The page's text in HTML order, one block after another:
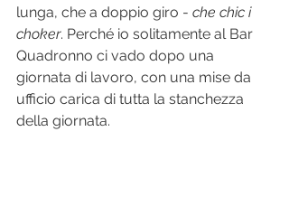
lunga, che a doppio giro - che chic i
choker. Perché io solitamente al Bar
Quadronno ci vado dopo una
giornata di lavoro, con una mise da
ufficio carica di tutta la stanchezza
della giornata.